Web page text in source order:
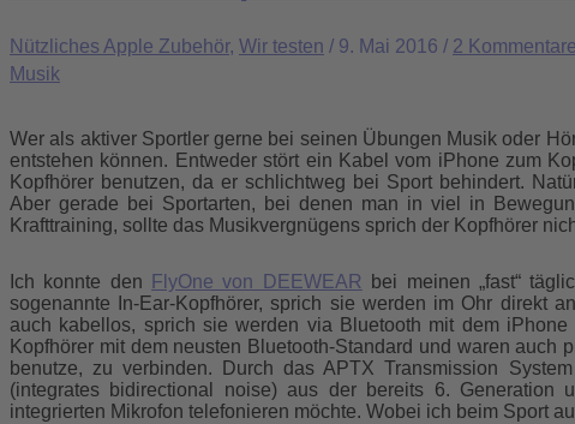
Nützliches Apple Zubehör, Wir testen / 9. Mai 2016 / 2 Kommentare
Musik
Wer als aktiver Sportler gerne bei seinen Übungen Musik oder
entstehen können. Entweder stört ein Kabel vom iPhone zum
Kopfhörer benutzen, da er schlichtweg bei Sport behindert.
Aber gerade bei Sportarten, bei denen man in viel in
Krafttraining, sollte das Musikvergnügens sprich der Kopfhörer
Ich konnte den FlyOne von DEEWEAR
bei meinen „fast“
sogenannte In-Ear-Kopfhörer, sprich sie werden im Ohr direkt
auch kabellos, sprich sie werden via Bluetooth mit dem
Kopfhörer mit dem neusten Bluetooth-Standard und waren
benutze, zu verbinden. Durch das APTX Transmission
(integrates bidirectional noise) aus der bereits 6. Generation
integrierten Mikrofon telefonieren möchte. Wobei ich beim Sport